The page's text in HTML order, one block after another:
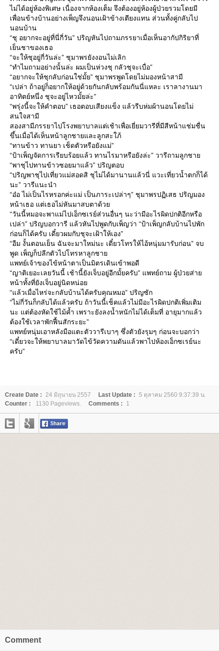
ไม่ได้อยู่ห้องพิเศษ เนื่องจากห้องเต็ม จึงต้องอยู่ห้องผู้ป่วยรวมโดยมี
เพื่อนข้างบ้านอย่างเพ็ญจึงนอนเฝ้าข้างเตียงแทน ส่วนทั้งคู่กลับไป
นอนบ้าน
“ชุ อยากจะอยู่ที่นี่กี่วัน” ปริญหันไปถามภรรยาเมื่อเห็นอากัปกิริยาที่
เย็นชาของเธอ
“จะให้ชุอยู่กี่วันล่ะ” ชุมาพรยังงอนไม่เลิก
“ทำไมถามอย่างนั้นล่ะ ผมเป็นห่วงชุ กลัวชุจะเบื่อ”
“อยากจะให้ชุกลับก่อนใช่มั้ย” ชุมาพรพูดโดยไม่มองหน้าสามี
“เปล่า ถ้าอยู่ก็อยากให้อยู่ด้วยกันกลับพร้อมกันนี่แหละ เราลางานมา
อาทิตย์หนึ่ง ชุจะอยู่ไหวมั้ยล่ะ”
“พรุ่งนี้จะให้คำตอบ” เธอตอบเสียงแข็ง แล้วรีบห่มผ้านอนโดยไม่
สนใจสามี
สองสามีภรรยาไปโรงพยาบาลแต่เช้าเพื่อเยี่ยมวารีที่มีสีหน้าแช่มชื่น
ขึ้นเมื่อได้เห็นหน้าลูกชายและลูกสะใภ้
“ทานข้าว ทานยา เช็ดตัวหรือยังแม่”
“ป้าเพ็ญจัดการเรียบร้อยแล้ว ทานไรมาหรือยังล่ะ” วารีถามลูกชา
“พาชุไปทานข้าวซอยมาแล้ว” ปริญตอบ
“ปริญพาชุไปเที่ยวแม่สอดสิ ชุไม่ได้มานานแล้วนี่ แวะเที่ยวน้ำตกก็ได้
นะ” วารีแนะนำ
“อ๋อ ไม่เป็นไรหรอกค่ะแม่ เป็นภาระเปล่าๆ” ชุมาพรปฏิเสธ ปริญมอง
หน้าเธอ แต่เธอไม่หันมาสบตาด้ว
“วันนี้หมอจะพาแม่ไปเอ็กซเรย์ส่วนอื่นๆ นะว่ามีอะไรผิดปกติอีกหรือ
เปล่า” ปริญบอกวารี แล้วหันไปพูดกับเพ็ญว่า “ป้าเพ็ญกลับบ้านไปพัก
ก่อนก็ได้ครับ เดี๋ยวผมกับชุจะเฝ้าให้เอง”
“อืม งั้นตอนเย็น ฉันจะมาใหม่นะ เดี๋ยวโทรให้ไอ้หนุ่มมารับก่อน” จบ
พูด เพ็ญก็ปลีกตัวไปโทรหาลูกชา
พทย์เจ้าของไข้หน้าตาเป็นมิตรเดินเข้าพอดี
“ญาติเยอะเลยวันนี้ เช้านี้ยังเจ็บอยู่อีกมั้ยครับ” แพทย์ถาม ผู้ป่วยส่า
หน้าทั้งที่ยังเจ็บอยู่นิดหน่อ
“แล้วเมื่อไหร่จะกลับบ้านได้ครับคุณหมอ” ปริญซัก
“ไม่กี่วันก็กลับได้แล้วครับ ถ้าวันนี้เช็คแล้วไม่มีอะไรผิดปกติเพิ่มเติม
นะ แต่ต้องหัดใช้ไม้ค้ำ เพราะยังลงน้ำหนักไม่ได้เต็มที่ อายุมากแล้ว
ต้องใช้เวลาพักฟื้นสักระยะ”
พทย์หนุ่มเอาหลังมือแตะตัววารีเบาๆ ซึ่งตัวยังรุมๆ ก่อนจะบอกว่า
“เดี๋ยวจะให้พยาบาลมาวัดไข้วัดความดันแล้วพาไปห้องเอ็กซเรย์นะ
ครับ”
Create Date : 24 มิถุนายน 2557 Last Update : 5 ตุลาคม 2560 9:37:39 น.
Counter :
1130 Pageviews. Comments : 1
Comment